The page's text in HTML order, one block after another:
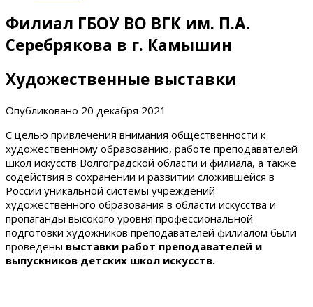
Филиал ГБОУ ВО ВГК им. П.А.
Серебрякова в г. Камышин
Художественные выставки
Опубликовано 20 декабря 2021
С целью привлечения внимания общественности к
художественному образованию, работе преподавателей
школ искусств Волгоградской области и филиала, а также
содействия в сохранении и развитии сложившейся в
России уникальной системы учреждений
художественного образования в области искусства и
пропаганды высокого уровня профессиональной
подготовки художников преподавателей филиалом были
проведены выставки работ преподавателей и
выпускников детских школ искусств.